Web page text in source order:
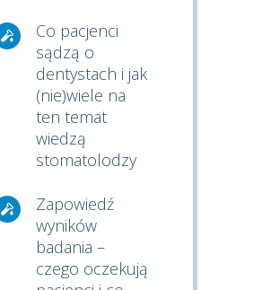
Co pacjenci
sądzą o
dentystach i jak
(nie)wiele na
ten temat
wiedzą
stomatolodzy
Zapowiedź
wyników
badania –
czego oczekują